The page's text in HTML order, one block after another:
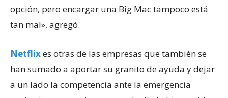
opción, pero encargar una Big Mac tampoco está
tan mal», agregó.
Netflixes otras de las empresas que también se
han sumado a aportar su granito de ayuda y dejar
a un lado la competencia ante la emergencia